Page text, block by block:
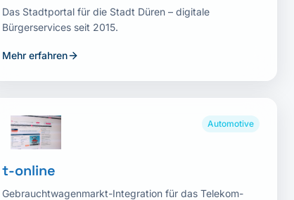
Das Stadtportal für die Stadt Düren – digitale
Bürgerservices seit 2015.
Mehr erfahren
Automotive
t-online
Gebrauchtwagenmarkt-Integration für das Telekom-